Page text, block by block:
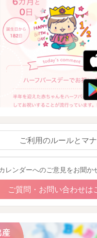
ご利用のルールとマ
レンダーへのご意見をお聞か
ご質問・お問い合わせは